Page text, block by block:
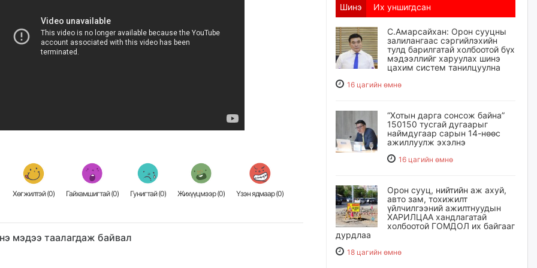
Хөгжилтэй (0) Гайхамшигтай (0) Гунигтай (0) Жихүүцмээр (0) Үзэн ядмаар (0)
мэдээ таалагдаж байвал
Шинэ Их уншигдсан
С.Амарсайхан: Орон сууцны
залилангаас сэргийлэхийн
тулд барилгатай холбоотой бүх
мэдээллийг харуулах шинэ
цахим систем танилцуулна
16 цагийн өмнө
“Хотын дарга сонсож байна”
150150 тусгай дугаарыг
наймдугаар сарын 14-нөөс
ажиллуулж эхэлнэ
16 цагийн өмнө
Орон сууц, нийтийн аж ахуй,
авто зам, тохижилт
үйлчилгээний ажилтнуудын
ХАРИЛЦАА хандлагатай
холбоотой ГОМДОЛ их байгааг
дурдлаа
18 цагийн өмнө